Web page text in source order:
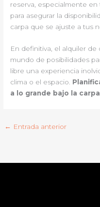
reserva, especialmente en
para asegurar la
carpa que se ajuste a tus
En definitiva, el alquiler
mundo de posibilidades
libre una experiencia
clima o el espacio.
a lo grande bajo la
← Entrada anterior